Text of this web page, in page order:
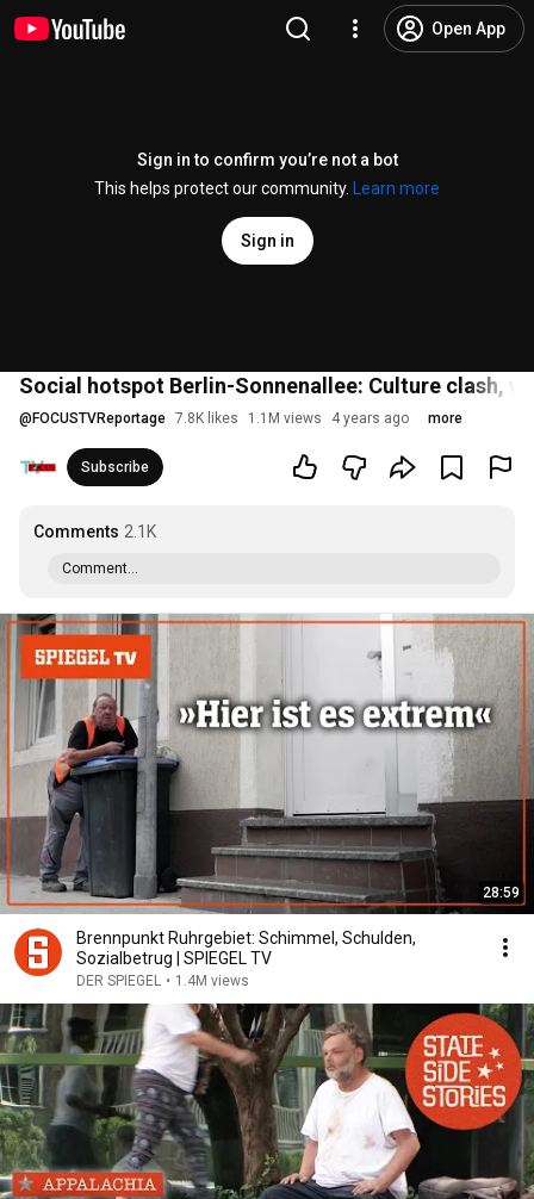
Open App
Sign in to confirm you’re not a bot
This helps protect our community.
Learn more
Sign in
Social hotspot Berlin-Sonnenallee: Culture clash,
@ FOCUSTVReportage 7.8K likes 1.1M views 4 years ago more
Subscribe
Comments 2.1K
Comment...
28:59
Brennpunkt Ruhrgebiet: Schimmel, Schulden,
Sozialbetrug | SPIEGEL TV
DER SPIEGEL • 1.4M views